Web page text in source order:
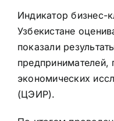
Индикатор бизнес-
Узбекистане
показали
экономических
(ЦЭИР).